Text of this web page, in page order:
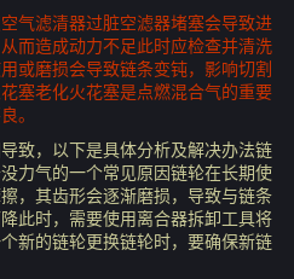
气滤清器过脏空滤器堵塞会导致进
而造成动力不足此时应检查并清洗
或磨损会导致链条变钝，影响切割
塞老化火花塞是点燃混合气的重要
。
致，以下是具体分析及解决办法链
力气的一个常见原因链轮在长期使
，其齿形会逐渐磨损，导致与链条
此时，需要使用离合器拆卸工具将
新的链轮更换链轮时，要确保新链